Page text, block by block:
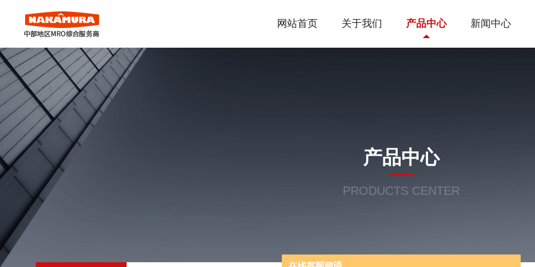
网站首页 关于我们 产品中心 新闻中心
产品中心
PRODUCTS CENTER